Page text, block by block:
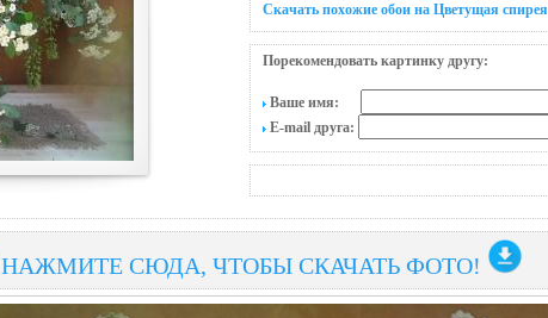
Скачать похожие обои на Цветущая спирея
Порекомендовать картинку другу:
Ваше имя:
E-mail друга:
НАЖМИТЕ СЮДА, ЧТОБЫ СКАЧАТЬ ФОТО!